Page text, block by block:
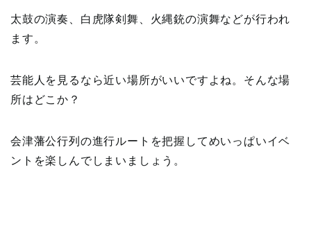
太鼓の演奏、白虎隊剣舞、火縄銃の演舞などが行われ
ます。
芸能人を見るなら近い場所がいいですよね。そんな場
所はどこか？
会津藩公行列の進行ルートを把握してめいっぱいイベ
ントを楽しんでしまいましょう。